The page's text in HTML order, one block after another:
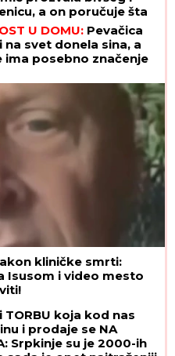
a on poručuje šta
VAŽNO: "U tome je
U DOMU: Pevačica
na svet donela sina, a
ima posebno značenje
kliničke smrti:
Isusom i video mesto
TORBU koja kod nas
i prodaje se NA
Srpkinje su je 2000-ih